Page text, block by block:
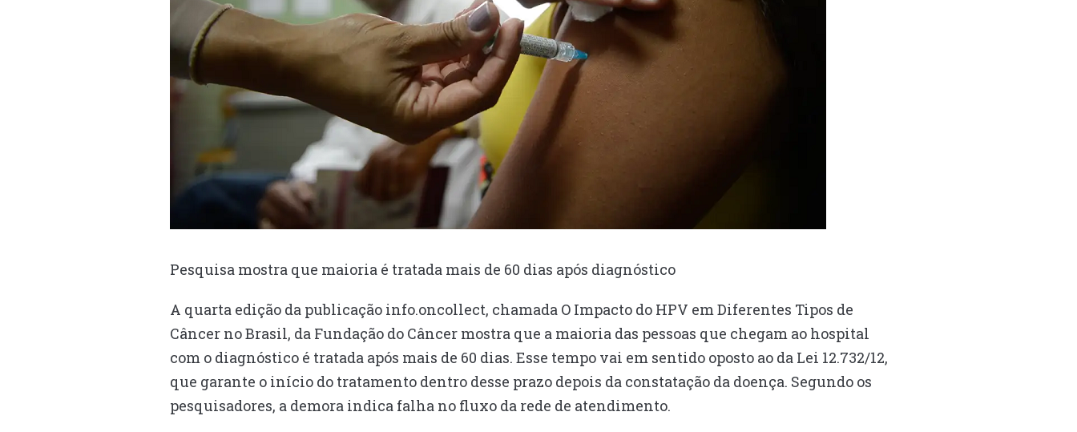
Pesquisa mostra que maioria é tratada mais de 60 dias após diagnóstico
A quarta edição da publicação info.oncollect, chamada O Impacto do HPV em Diferentes Tipos de
Câncer no Brasil, da Fundação do Câncer mostra que a maioria das pessoas que chegam ao hospital
com o diagnóstico é tratada após mais de 60 dias. Esse tempo vai em sentido oposto ao da Lei 12.732/12,
que garante o início do tratamento dentro desse prazo depois da constatação da doença. Segundo os
pesquisadores, a demora indica falha no fluxo da rede de atendimento.